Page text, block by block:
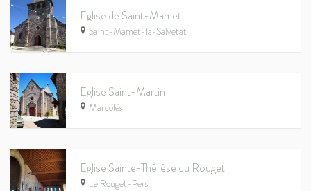
Église de Saint-Mamet
Saint-Mamet-la-Salvetat
Église Saint-Martin
Marcolès
Église Sainte-Thérèse du Rouget
Le Rouget-Pers